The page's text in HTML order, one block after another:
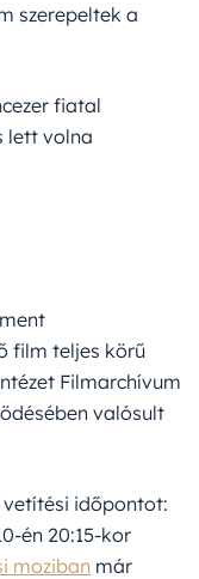
szerepeltek a
fiatal
lett volna
film teljes körű
Filmarchívum
valósult
időpontot:
én 20:15-kor
moziban már